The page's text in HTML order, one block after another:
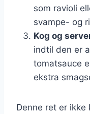
som ravioli
svampe- og
Kog og
indtil den er
tomatsauce
ekstra
Denne ret er